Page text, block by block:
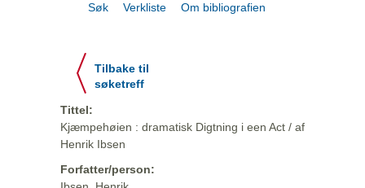
Søk Verkliste Om bibliografien
Tilbake til
søketreff
Tittel:
Kjæmpehøien : dramatisk Digtning i een Act / af
Henrik Ibsen
Forfatter/person: